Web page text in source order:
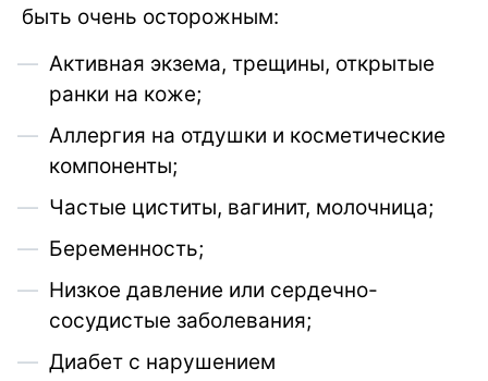
быть очень осторожным:
Активная экзема, трещины, открытые
ранки на коже;
Аллергия на отдушки и косметические
компоненты;
Частые циститы, вагинит, молочница;
Беременность;
Низкое давление или сердечно-
сосудистые заболевания;
Диабет с нарушением